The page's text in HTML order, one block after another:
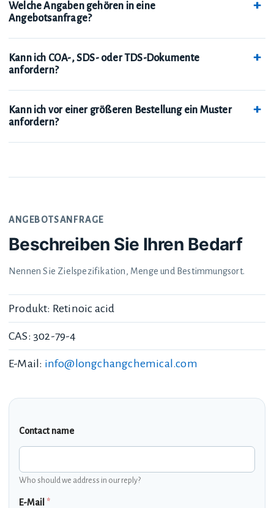
Welche Angaben gehören in eine
Angebotsanfrage?
Kann ich COA-, SDS- oder TDS-Dokumente
anfordern?
Kann ich vor einer größeren Bestellung ein Muster
anfordern?
ANGEBOTSANFRAGE
Beschreiben Sie Ihren Bedarf
Nennen Sie Zielspezifikation, Menge und Bestimmungsort.
Produkt: Retinoic acid
CAS: 302-79-4
E-Mail: info@longchangchemical.com
Contact name
Who should we address in our reply?
E-Mail *